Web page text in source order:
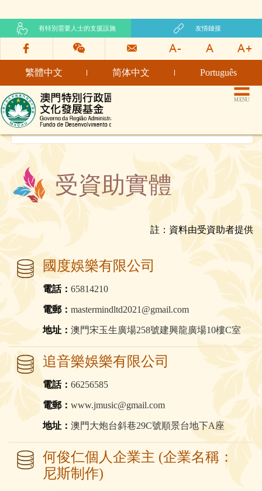
有特別需要人士的支援設施 友情鏈接
繁體中文 简体中文 Português
文化發展基金網頁 MENU
受資助實體
註：資料由受資助者提供
國度娛樂有限公司
電話： 65814210
電郵： mastermindltd2021@gmail.com
地址： 澳門宋玉生廣場258號建興龍廣場10樓C室
追音樂娛樂有限公司
電話： 66256585
電郵： www.jmusic@gmail.com
地址： 澳門大炮台斜巷29C號順景台地下A座
何俊仁個人企業主 (企業名稱：
尼斯制作)